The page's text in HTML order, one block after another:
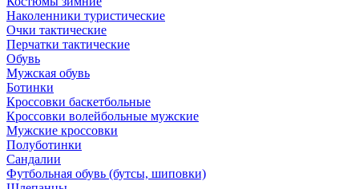
Наколенники туристические
Очки тактические
Перчатки тактические
Обувь
Мужская обувь
Ботинки
Кроссовки баскетбольные
Кроссовки волейбольные мужские
Мужские кроссовки
Полуботинки
Сандалии
Футбольная обувь (бутсы, шиповки)